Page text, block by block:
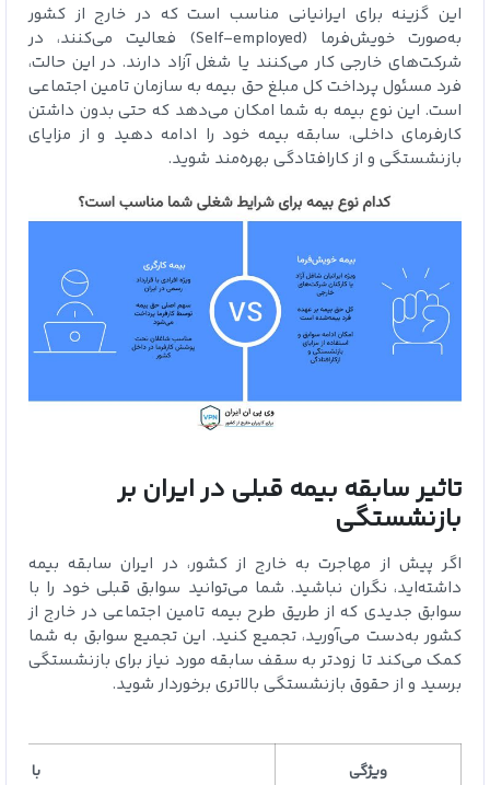
این گزینه برای ایرانیانی مناسب است که در خارج از کشور
به‌صورت خویش‌فرما (Self-employed) فعالیت می‌کنند، در
شرکت‌های خارجی کار می‌کنند یا شغل آزاد دارند. در این حالت،
فرد مسئول پرداخت کل مبلغ حق بیمه به سازمان تامین اجتماعی
است. این نوع بیمه به شما امکان می‌دهد که حتی بدون داشتن
کارفرمای داخلی، سابقه بیمه خود را ادامه دهید و از مزایای
بازنشستگی و از کارافتادگی بهره‌مند شوید.
تاثیر سابقه بیمه قبلی در ایران بر
بازنشستگی
اگر پیش از مهاجرت به خارج از کشور، در ایران سابقه بیمه
داشته‌اید، نگران نباشید. شما می‌توانید سوابق قبلی خود را با
سوابق جدیدی که از طریق طرح بیمه تامین اجتماعی در خارج از
کشور به‌دست می‌آورید، تجمیع کنید. این تجمیع سوابق به شما
کمک می‌کند تا زودتر به سقف سابقه مورد نیاز برای بازنشستگی
برسید و از حقوق بازنشستگی بالاتری برخوردار شوید.
ویژگی با